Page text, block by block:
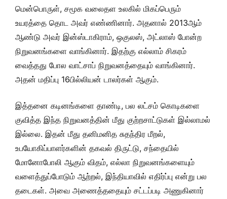
மென்பொருள், சமூக வலைதள உலகில் மிகப்பெரும்
உயரத்தை தொட அவர் எண்ணினார். அதனால் 2013ஆம்
ஆண்டு அவர் இன்ஸ்டாகிராம், ஒகுலஸ், அட்லாஸ் போன்ற
நிறுவனங்களை வாங்கினார். இதற்கு எல்லாம் சிகரம்
வைத்தது போல வாட்சாப் நிறுவனத்தையும் வாங்கினார்.
அதன் மதிப்பு 16பில்லியன் டாலர்கள் ஆகும்.
இத்தனை கடினங்களை தாண்டி, பல லட்சம் கொடிகளை
குவித்த இந்த நிறுவனத்தின் மீது குற்றசாட்டுகள் இல்லாமல்
இல்லை. இதன் மீது தனிமனித சுதந்திர மீறல்,
உபயோகிப்பாளர்களின் தகவல் திருட்டு, சந்தையில்
மோனோபோலி ஆகும் விதம், எல்லா நிறுவனங்களையும்
வளைத்துப்போடும் ஆற்றல், இந்தியாவில் எதிர்ப்பு என்று பல
தடைகள். அவை அணைத்ததையும் சட்டப்படி அணுகினார்